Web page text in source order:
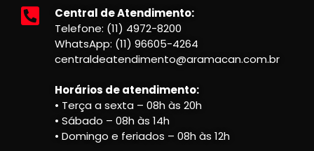
Central de Atendimento:
Telefone: (11) 4972-8200
WhatsApp: (11) 96605-4264
centraldeatendimento@aramacan.com.br
Horários de atendimento:
• Terça a sexta – 08h às 20h
• Sábado – 08h às 14h
• Domingo e feriados – 08h às 12h